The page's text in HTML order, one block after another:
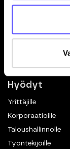
Toiminnot
Matkalaskut
Dokumenttien
Hyödyt
Yrittäjille
Korporaatioille
Taloushallinnolle
Työntekijöille